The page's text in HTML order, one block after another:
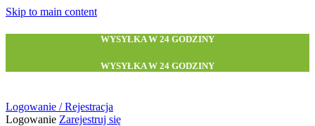
Skip to main content
WYSYŁKA W 24 GODZINY
WYSYŁKA W 24 GODZINY
Logowanie / Rejestracja
Logowanie Zarejestruj się